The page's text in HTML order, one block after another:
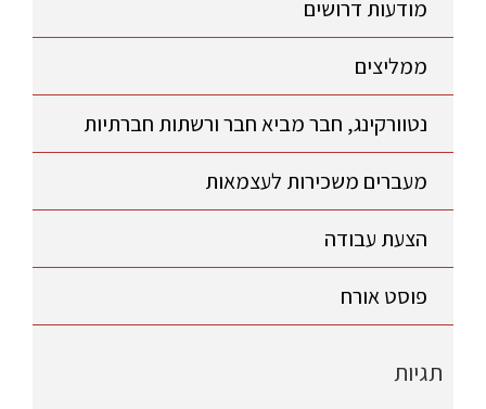
מודעות דרושים
ממליצים
נטוורקינג, חבר מביא חבר ורשתות חברתיות
מעברים משכירות לעצמאות
הצעת עבודה
פוסט אורח
תגיות